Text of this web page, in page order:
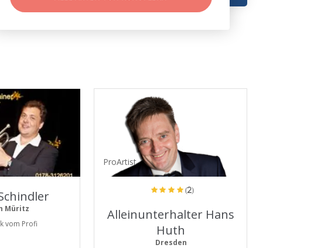
Müritz
vom Profi
ProArtist
(2)
Alleinunterhalter Hans
Huth
Dresden